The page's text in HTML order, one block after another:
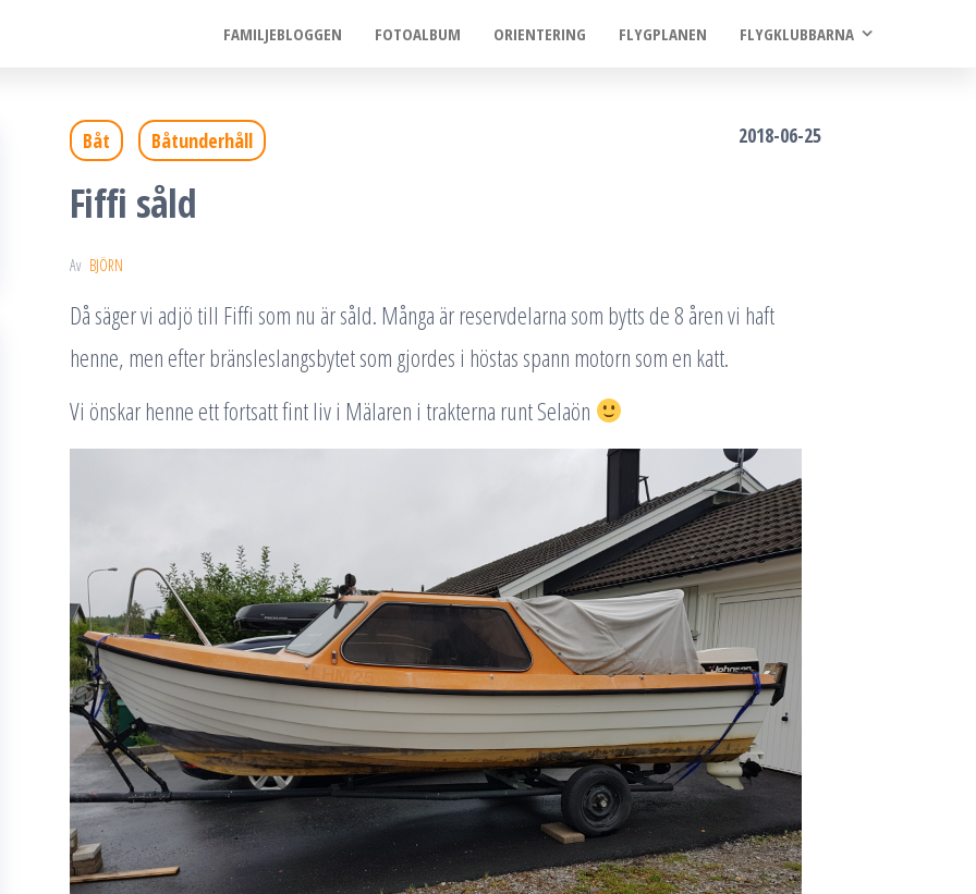
FAMILJEBLOGGEN FOTOALBUM ORIENTERING FLYGPLANEN FLYGKLUBBARNA
Båt Båtunderhåll 2018-06-25
Fiffi såld
Av BJÖRN
Då säger vi adjö till Fiffi som nu är såld. Många är reservdelarna som bytts de 8 åren vi haft
henne, men efter bränsleslangsbytet som gjordes i höstas spann motorn som en katt.
Vi önskar henne ett fortsatt fint liv i Mälaren i trakterna runt Selaön